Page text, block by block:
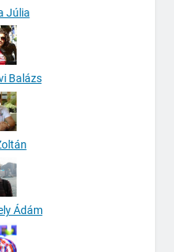
Júlia
Balázs
Ádám